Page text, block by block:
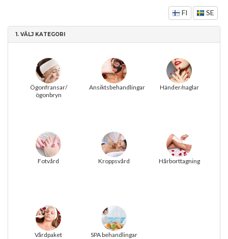
FI SE
1. VÄLJ KATEGORI
Ögonfransar/
ögonbryn
Ansiktsbehandlingar Händer/naglar
Fotvård Kroppsvård Hårborttagning
Vårdpaket SPA behandlingar